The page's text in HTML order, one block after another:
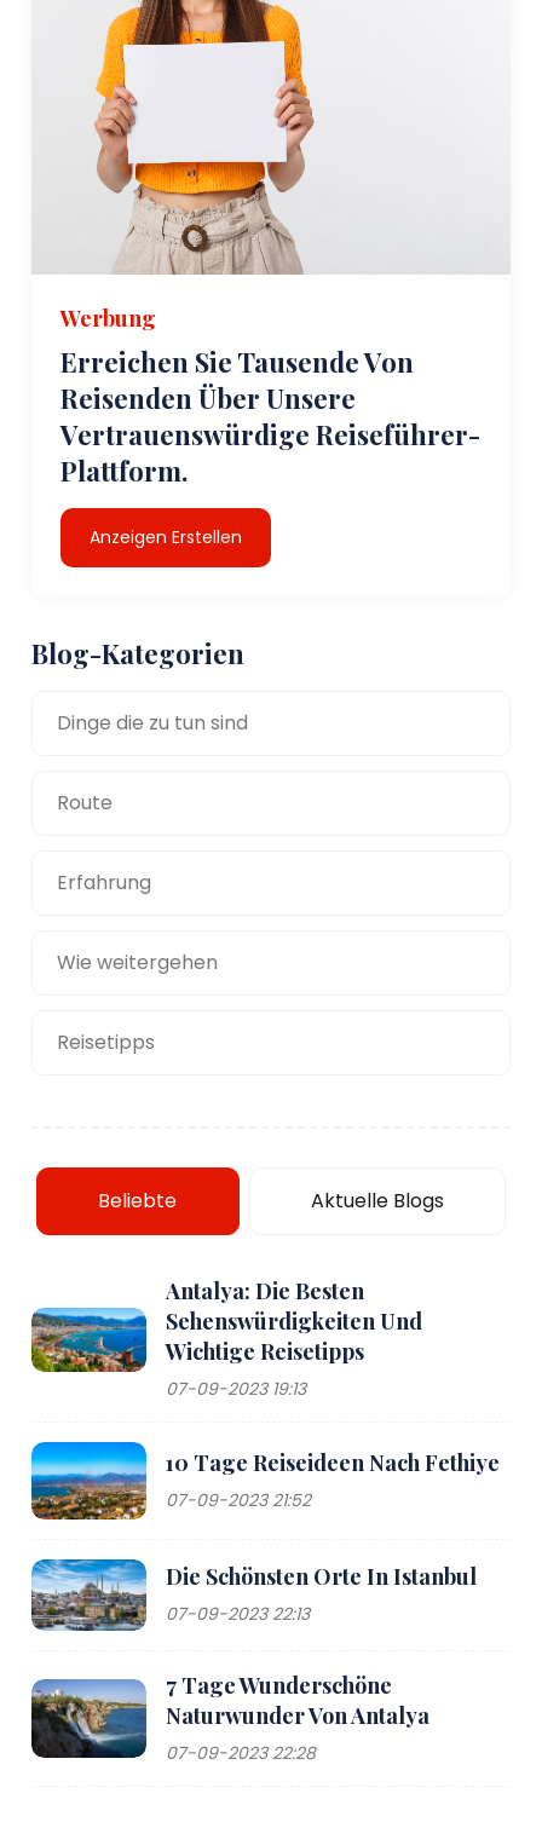
Werbung
Erreichen Sie Tausende Von
Reisenden Über Unsere
Vertrauenswürdige Reiseführer-
Plattform.
Anzeigen Erstellen
Blog-Kategorien
Dinge die zu tun sind
Route
Erfahrung
Wie weitergehen
Reisetipps
Beliebte Aktuelle Blogs
Antalya: Die Besten
Sehenswürdigkeiten Und
Wichtige Reisetipps
07-09-2023 19:13
10 Tage Reiseideen Nach Fethiye
07-09-2023 21:52
Die Schönsten Orte In Istanbul
07-09-2023 22:13
7 Tage Wunderschöne
Naturwunder Von Antalya
07-09-2023 22:28